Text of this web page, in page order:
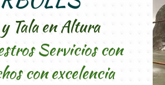
Tala en Altura
Servicios con
con excelencia